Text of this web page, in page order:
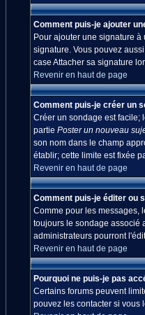
Comment puis-je ajouter
Pour ajouter une signature
signature. Vous pouvez
case Attacher sa signature
Revenir en haut de page
Comment puis-je créer un
Créer un sondage est facile;
partie Poster un nouveau
son nom dans le champ
établir; cette limite est fixée
Revenir en haut de page
Comment puis-je éditer ou
Comme pour les messages,
toujours le sondage associé
administrateurs pourront
Revenir en haut de page
Pourquoi ne puis-je pas
Certains forums peuvent
pouvez les contacter si vous